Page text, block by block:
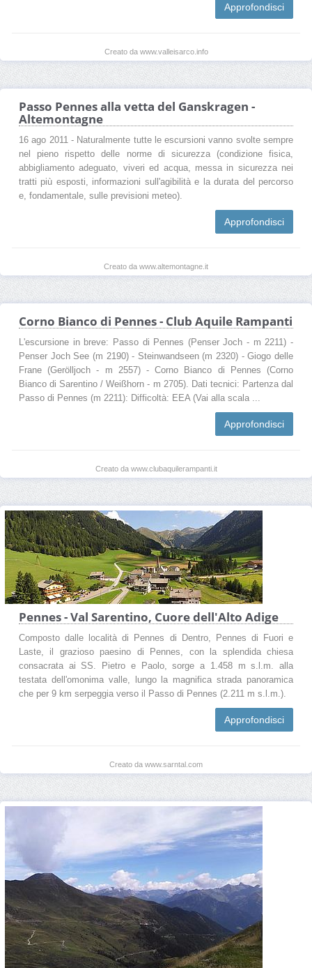
Approfondisci
Creato da www.valleisarco.info
Passo Pennes alla vetta del Ganskragen -
Altemontagne
16 ago 2011 - Naturalmente tutte le escursioni vanno svolte sempre
nel pieno rispetto delle norme di sicurezza (condizione fisica,
abbigliamento adeguato, viveri ed acqua, messa in sicurezza nei
tratti più esposti, informazioni sull'agibilità e la durata del percorso
e, fondamentale, sulle previsioni meteo).
Approfondisci
Creato da www.altemontagne.it
Corno Bianco di Pennes - Club Aquile Rampanti
L'escursione in breve: Passo di Pennes (Penser Joch - m 2211) -
Penser Joch See (m 2190) - Steinwandseen (m 2320) - Giogo delle
Frane (Gerölljoch - m 2557) - Corno Bianco di Pennes (Corno
Bianco di Sarentino / Weißhorn - m 2705). Dati tecnici: Partenza dal
Passo di Pennes (m 2211): Difficoltà: EEA (Vai alla scala ...
Approfondisci
Creato da www.clubaquilerampanti.it
Pennes - Val Sarentino, Cuore dell'Alto Adige
Composto dalle località di Pennes di Dentro, Pennes di Fuori e
Laste, il grazioso paesino di Pennes, con la splendida chiesa
consacrata ai SS. Pietro e Paolo, sorge a 1.458 m s.l.m. alla
testata dell'omonima valle, lungo la magnifica strada panoramica
che per 9 km serpeggia verso il Passo di Pennes (2.211 m s.l.m.).
Approfondisci
Creato da www.sarntal.com